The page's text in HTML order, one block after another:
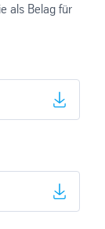
als Belag für